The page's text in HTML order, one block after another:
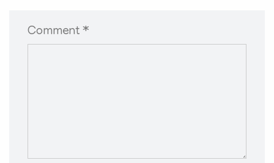
Comment *